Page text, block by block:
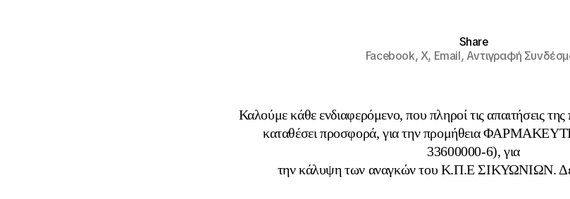
Share
Facebook,X, Email,Αντιγραφή
Καλούμε κάθε ενδιαφερόμενο, που πληροί τις απαιτήσεις
καταθέσει προσφορά, για την προμήθεια
33600000-6), για
την κάλυψη των αναγκών του Κ.Π.Ε ΣΙΚΥΩΝΙΩΝ.